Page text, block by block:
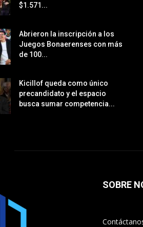
$1.571...
Abrieron la inscripción a los
Juegos Bonaerenses con más
de 100...
Kicillof queda como único
precandidato y el espacio
busca sumar competencia...
SOBRE